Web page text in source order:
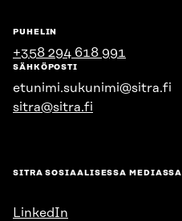
PUHELIN
+358 294 618 991
SÄHKÖPOSTI
etunimi.sukunimi@sitra.fi
sitra@sitra.fi
SITRA SOSIAALISESSA MEDIASSA
LinkedIn